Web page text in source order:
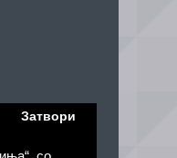
Затвори